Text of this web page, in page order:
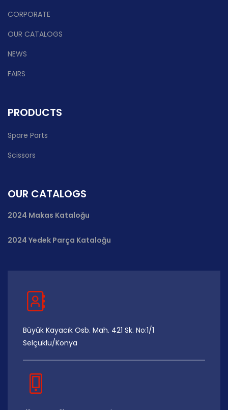
CORPORATE
OUR CATALOGS
NEWS
FAIRS
PRODUCTS
Spare Parts
Scissors
OUR CATALOGS
2024 Makas Kataloğu
2024 Yedek Parça Kataloğu
Büyük Kayacık Osb. Mah. 421 Sk. No:1/1
Selçuklu/Konya